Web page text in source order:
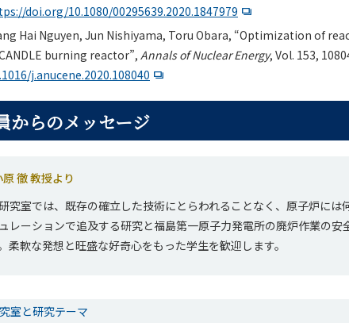
doi.org/10.1080/00295639.2020.1847979
Hai Nguyen, Jun Nishiyama, Toru Obara, “Optimization of
burning reactor”, Annals of Nuclear Energy, Vol. 153,
j.anucene.2020.108040
からのメッセージ
原 徹 教授より
究室では、既存の確立した技術にとらわれることなく、原子炉には
レーションで追及する研究と福島第一原子力発電所の廃炉作業の安
柔軟な発想と旺盛な好奇心をもった学生を歓迎します。
室と研究テーマ